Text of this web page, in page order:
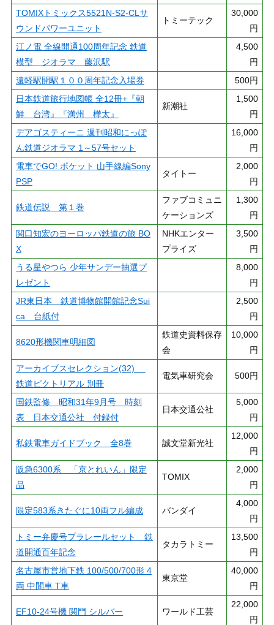
TOMIXトミックス5521N-S2-CLサ
ウンドパワーユニット
トミーテック
30,000
円
江ノ電 全線開通100周年記念 鉄道
模型 ジオラマ 藤沢駅
4,500
円
遠軽駅開駅１００周年記念入場券
500円
日本鉄道旅行地図帳 全12冊+『朝
鮮 台湾』『満州 樺太』
新潮社
1,500
円
デアゴスティーニ 週刊昭和にっぽ
ん鉄道ジオラマ 1～57号セット
16,000
円
電車でGO! ポケット 山手線編Sony
PSP
タイトー
2,000
円
鉄道伝説 第１巻
ファブコミュニ
ケーションズ
1,300
円
関口知宏のヨーロッパ鉄道の旅 BO
X
NHKエンター
プライズ
3,500
円
うる星やつら 少年サンデー抽選プ
レゼント
8,000
円
JR東日本 鉄道博物館開館記念Sui
ca 台紙付
2,500
円
8620形機関車明細図
鉄道史資料保存
会
10,000
円
アーカイブスセレクション(32)
鉄道ピクトリアル 別冊
電気車研究会 500円
国鉄監修 昭和31年9月号 時刻
表 日本交通公社 付録付
日本交通公社
5,000
円
私鉄電車ガイドブック 全8巻 誠文堂新光社
12,000
円
阪急6300系 「京とれいん」限定
品
TOMIX
2,000
円
限定583系きたぐに10両フル編成 バンダイ
4,000
円
トミー弁慶号プラレールセット 鉄
道開通百年記念
タカラトミー
13,500
円
名古屋市営地下鉄 100/500/700形 4
両 中間車 T車
東京堂
40,000
円
EF10-24号機 関門 シルバー ワールド工芸
22,000
円